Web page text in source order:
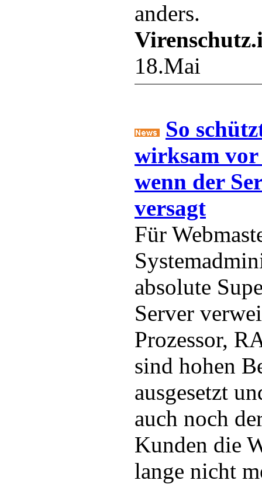
anders.
18.Mai
So
wirksam
wenn der
versagt
Für
absolute
Server
Prozessor,
sind hohen
ausgesetzt
auch noch
Kunden die
lange nicht